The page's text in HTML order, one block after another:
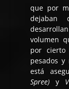
que por
dejaban
volumen
por
pesados y
está
Spree) y